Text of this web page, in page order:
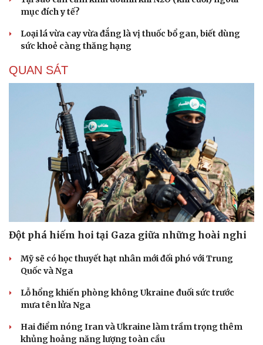
mục đích y tế?
Loại lá vừa cay vừa đắng là vị thuốc bổ gan, biết dùng
sức khoẻ càng thăng hạng
QUAN SÁT
Đột phá hiếm hoi tại Gaza giữa những hoài nghi
Mỹ sẽ có học thuyết hạt nhân mới đối phó với Trung
Quốc và Nga
Lỗ hổng khiến phòng không Ukraine đuối sức trước
mưa tên lửa Nga
Hai điểm nóng Iran và Ukraine làm trầm trọng thêm
khủng hoảng năng lượng toàn cầu